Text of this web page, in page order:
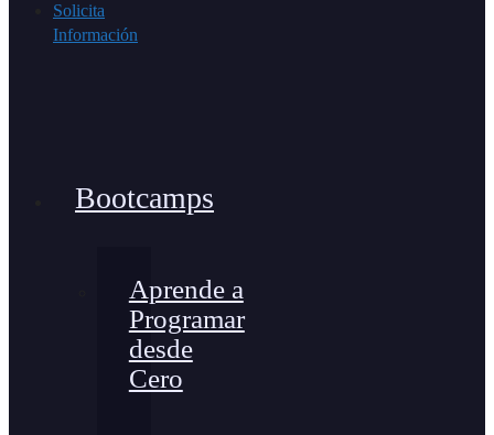
Solicita
Información
Bootcamps
Aprende a
Programar
desde
Cero